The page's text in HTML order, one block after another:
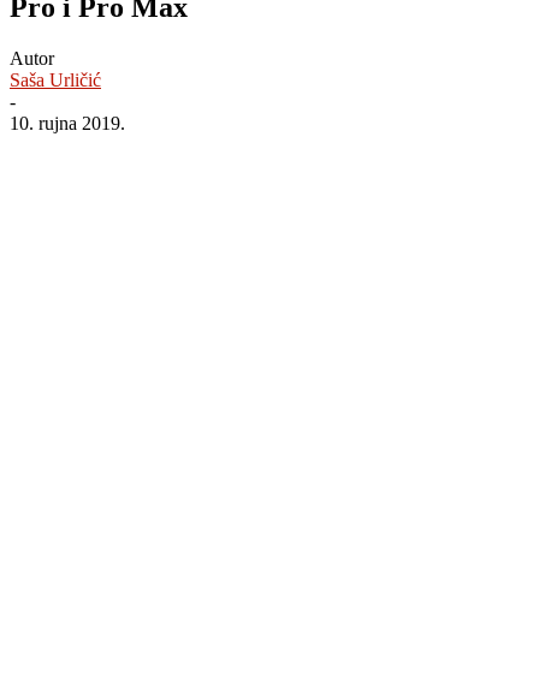
Pro i Pro Max
Autor
Saša Urličić
-
10. rujna 2019.